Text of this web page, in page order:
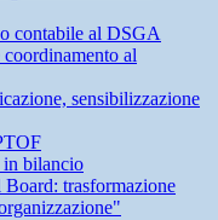
contabile al DSGA
al
sensibilizzazione
in bilancio
trasformazione